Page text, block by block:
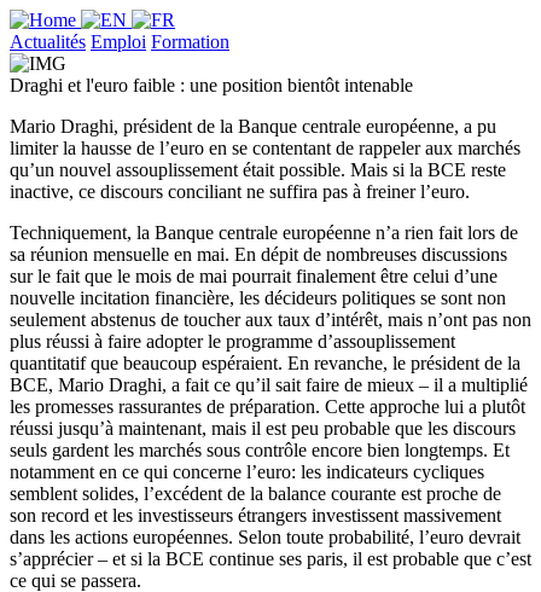
Actualités Emploi Formation
Draghi et l'euro faible : une position bientôt intenable
Mario Draghi, président de la Banque centrale européenne, a pu
limiter la hausse de l’euro en se contentant de rappeler aux marchés
qu’un nouvel assouplissement était possible. Mais si la BCE reste
inactive, ce discours conciliant ne suffira pas à freiner l’euro.
Techniquement, la Banque centrale européenne n’a rien fait lors de
sa réunion mensuelle en mai. En dépit de nombreuses discussions
sur le fait que le mois de mai pourrait finalement être celui d’une
nouvelle incitation financière, les décideurs politiques se sont non
seulement abstenus de toucher aux taux d’intérêt, mais n’ont pas non
plus réussi à faire adopter le programme d’assouplissement
quantitatif que beaucoup espéraient. En revanche, le président de la
BCE, Mario Draghi, a fait ce qu’il sait faire de mieux – il a multiplié
les promesses rassurantes de préparation. Cette approche lui a plutôt
réussi jusqu’à maintenant, mais il est peu probable que les discours
seuls gardent les marchés sous contrôle encore bien longtemps. Et
notamment en ce qui concerne l’euro: les indicateurs cycliques
semblent solides, l’excédent de la balance courante est proche de
son record et les investisseurs étrangers investissent massivement
dans les actions européennes. Selon toute probabilité, l’euro devrait
s’apprécier – et si la BCE continue ses paris, il est probable que c’est
ce qui se passera.